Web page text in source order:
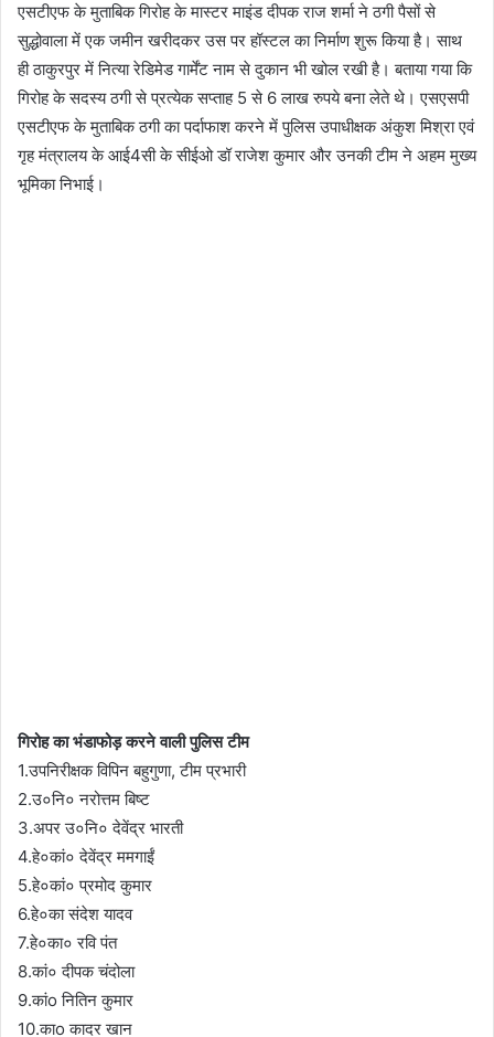
एसटीएफ के मुताबिक गिरोह के मास्टर माइंड दीपक राज शर्मा ने ठगी पैसों से
सुद्धोवाला में एक जमीन खरीदकर उस पर हॉस्टल का निर्माण शुरू किया है। साथ
ही ठाकुरपुर में नित्या रेडिमेड गार्मेंट नाम से दुकान भी खोल रखी है। बताया गया कि
गिरोह के सदस्य ठगी से प्रत्येक सप्ताह 5 से 6 लाख रुपये बना लेते थे। एसएसपी
एसटीएफ के मुताबिक ठगी का पर्दाफाश करने में पुलिस उपाधीक्षक अंकुश मिश्रा एवं
गृह मंत्रालय के आई4सी के सीईओ डॉ राजेश कुमार और उनकी टीम ने अहम मुख्य
भूमिका निभाई।
गिरोह का भंडाफोड़ करने वाली पुलिस टीम
1.उपनिरीक्षक विपिन बहुगुणा, टीम प्रभारी
2.उ०नि० नरोत्तम बिष्ट
3.अपर उ०नि० देवेंद्र भारती
4.हे०कां० देवेंद्र ममगाईं
5.हे०कां० प्रमोद कुमार
6.हे०का संदेश यादव
7.हे०का० रवि पंत
8.कां० दीपक चंदोला
9.कांo नितिन कुमार
10.काo कादर खान